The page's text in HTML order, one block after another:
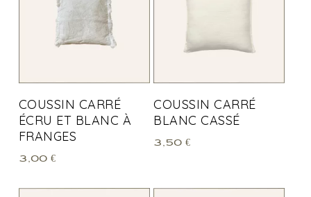
COUSSIN CARRÉ
ÉCRU ET BLANC À
FRANGES
3,00 €
COUSSIN CARRÉ
BLANC CASSÉ
3,50€